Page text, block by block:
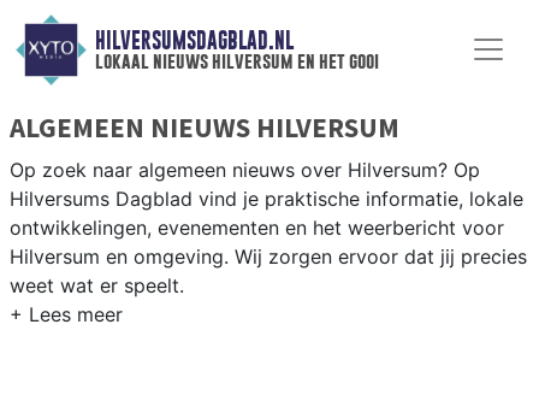
HILVERSUMSDAGBLAD.NL
lokaal nieuws hilversum en het gooi
ALGEMEEN NIEUWS HILVERSUM
Op zoek naar algemeen nieuws over Hilversum? Op
Hilversums Dagblad vind je praktische informatie, lokale
ontwikkelingen, evenementen en het weerbericht voor
Hilversum en omgeving. Wij zorgen ervoor dat jij precies
weet wat er speelt.